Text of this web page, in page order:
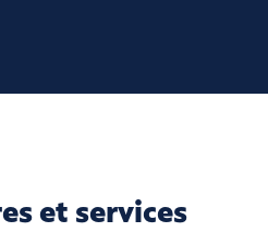
et services